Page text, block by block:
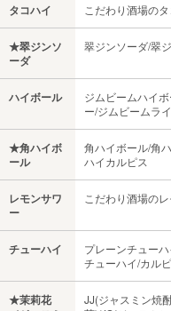
タコハイ こだわり酒場の
★翠ジンソ
ーダ
翠ジンソーダ/翠
ハイボール
ジムビームハイ
ー/ジムビームラ
★角ハイボ
ール
角ハイボール/角
ハイカルピス
レモンサワ
ー
こだわり酒場の
チューハイ
プレーンチュー
チューハイ/カル
★茉莉花
JJ(ジャスミン焼